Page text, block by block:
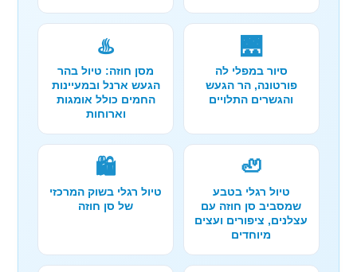
🌉
סיור במפלי לה
פורטונה, הר הגעש
והגשרים התלויים
♨️
מסן חוזה: טיול בהר
הגעש ארנל ובמעיינות
החמים כולל אומגות
וארוחות
🦥
טיול רגלי בטבע
שמסביב סן חוזה עם
עצלנים, ציפורים ועצים
מיוחדים
🛍️
טיול רגלי בשוק המרכזי
של סן חוזה